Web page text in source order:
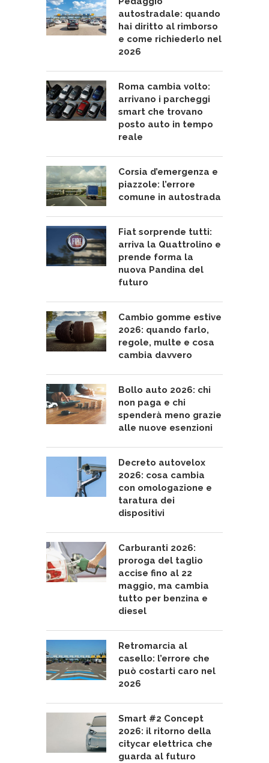
autostradale: quando
hai diritto al rimborso
e come richiederlo nel
2026
Roma cambia volto:
arrivano i parcheggi
smart che trovano
posto auto in tempo
reale
Corsia d’emergenza e
piazzole: l’errore
comune in autostrada
Fiat sorprende tutti:
arriva la Quattrolino e
prende forma la
nuova Pandina del
futuro
Cambio gomme estive
2026: quando farlo,
regole, multe e cosa
cambia davvero
Bollo auto 2026: chi
non paga e chi
spenderà meno grazie
alle nuove esenzioni
Decreto autovelox
2026: cosa cambia
con omologazione e
taratura dei
dispositivi
Carburanti 2026:
proroga del taglio
accise fino al 22
maggio, ma cambia
tutto per benzina e
diesel
Retromarcia al
casello: l’errore che
può costarti caro nel
2026
Smart #2 Concept
2026: il ritorno della
citycar elettrica che
guarda al futuro